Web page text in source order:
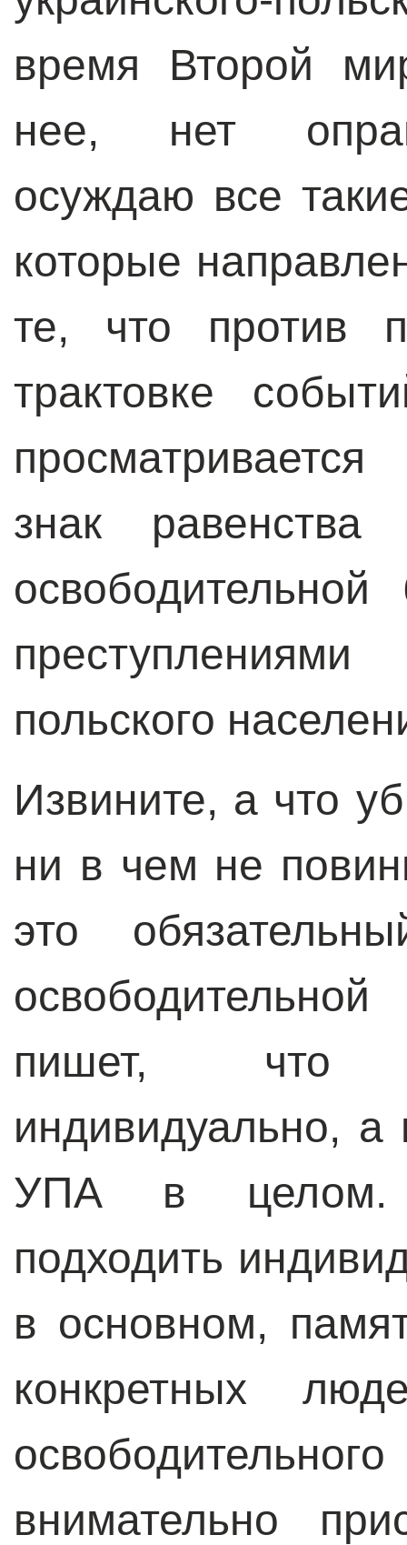
время Второй
нее, нет
осуждаю все
которые
те, что против
трактовке
знак равенства
преступлениями
польского
Извините, а что
ни в чем не
это
пишет, что
индивидуально,
УПА в целом.
подходить
в основном,
конкретных
внимательно